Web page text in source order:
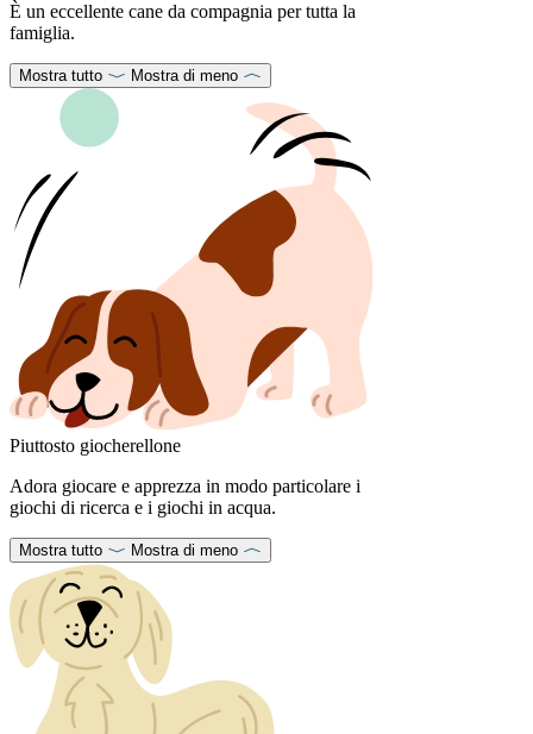
È un eccellente cane da compagnia per tutta la
famiglia.
Mostra tutto Mostra di meno
Piuttosto giocherellone
Adora giocare e apprezza in modo particolare i
giochi di ricerca e i giochi in acqua.
Mostra tutto Mostra di meno